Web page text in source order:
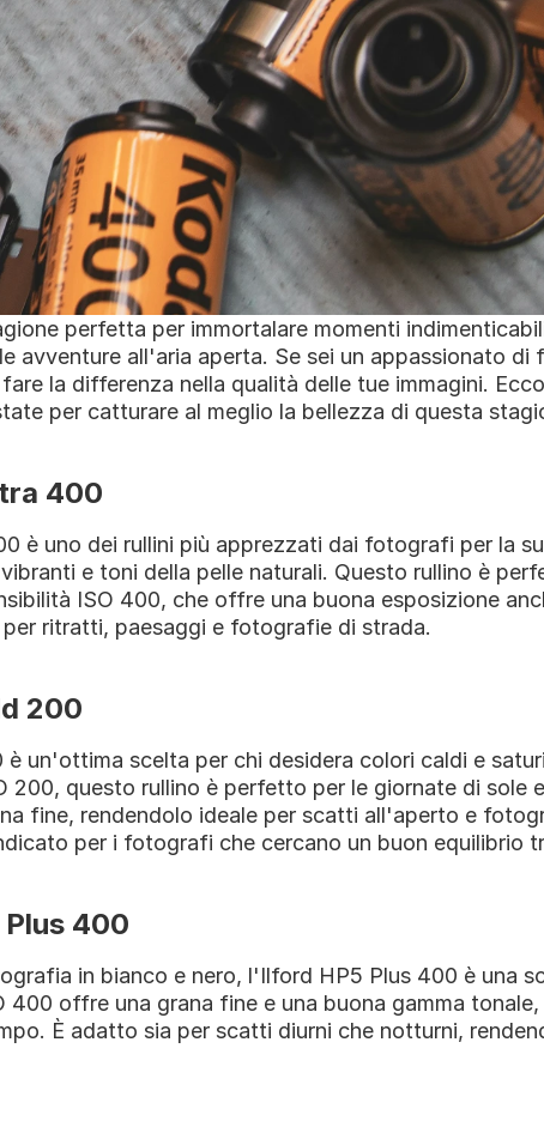
perfetta per immortalare momenti
avventure all'aria aperta. Se sei un appassionato
la differenza nella qualità delle tue immagini.
per catturare al meglio la bellezza di questa
400
è uno dei rullini più apprezzati dai fotografi per la
e toni della pelle naturali. Questo rullino è
ISO 400, che offre una buona esposizione
per ritratti, paesaggi e fotografie di strada.
200
è un'ottima scelta per chi desidera colori caldi e
200, questo rullino è perfetto per le giornate di sole
fine, rendendolo ideale per scatti all'aperto e
per i fotografi che cercano un buon equilibrio
400
in bianco e nero, l'Ilford HP5 Plus 400 è una
400 offre una grana fine e una buona gamma
È adatto sia per scatti diurni che notturni,